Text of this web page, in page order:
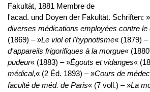
Fakultät, 1881 Membre de
l'acad. und Doyen der Fakultät. Schriften: »
diverses médications employées contre le
(1869) – »Le viol et l'hypnotisme« (1879) –
d'appareils frigorifiques à la morgue«
pudeur« (1883) – »Égouts et vidanges«
médical,« (2 Éd. 1893) – »Cours de
faculté de méd. de Paris« (7 voll.) – »La